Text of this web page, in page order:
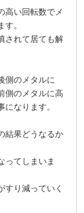
高い回転数でメ
。
されて居ても解
側のメタルに
側のメタルに高
なります。
結果どうなるか
ってしまいま
すり減っていく